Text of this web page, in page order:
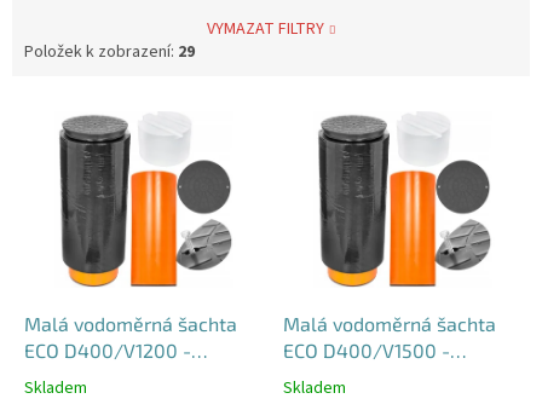
VYMAZAT FILTRY
Položek k zobrazení: 29
Malá vodoměrná šachta
ECO D400/V1200 -
samonosná
Průměrné
Skladem
Malá vodoměrná šachta
ECO D400/V1500 -
samonosná
Průměrné
Skladem